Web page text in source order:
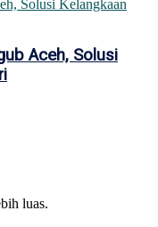
Aceh, Solusi
luas.